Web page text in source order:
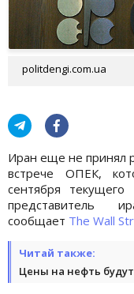
politdengi.com.ua
Иран еще не принял
встрече ОПЕК,
сентября
представитель
сообщает The Wall
Читай также:
Цены на нефть